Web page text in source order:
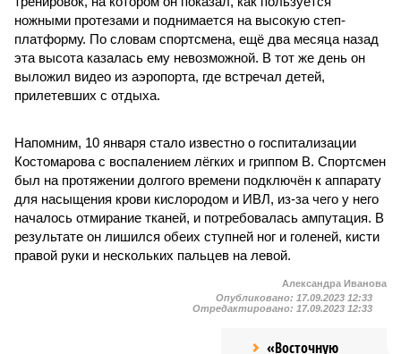
ножными протезами и поднимается на высокую степ-
платформу. По словам спортсмена, ещё два месяца назад
эта высота казалась ему невозможной. В тот же день он
выложил видео из аэропорта, где встречал детей,
прилетевших с отдыха.
Напомним, 10 января стало известно о госпитализации
Костомарова с воспалением лёгких и гриппом В. Спортсмен
был на протяжении долгого времени подключён к аппарату
для насыщения крови кислородом и ИВЛ, из-за чего у него
началось отмирание тканей, и потребовалась ампутация. В
результате он лишился обеих ступней ног и голеней, кисти
правой руки и нескольких пальцев на левой.
Александра Иванова
Опубликовано: 17.09.2023 12:33
Отредактировано: 17.09.2023 12:33
«Восточную